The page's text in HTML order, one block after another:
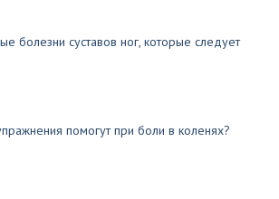
болезни суставов ног, которые следует
помогут при боли в коленях?